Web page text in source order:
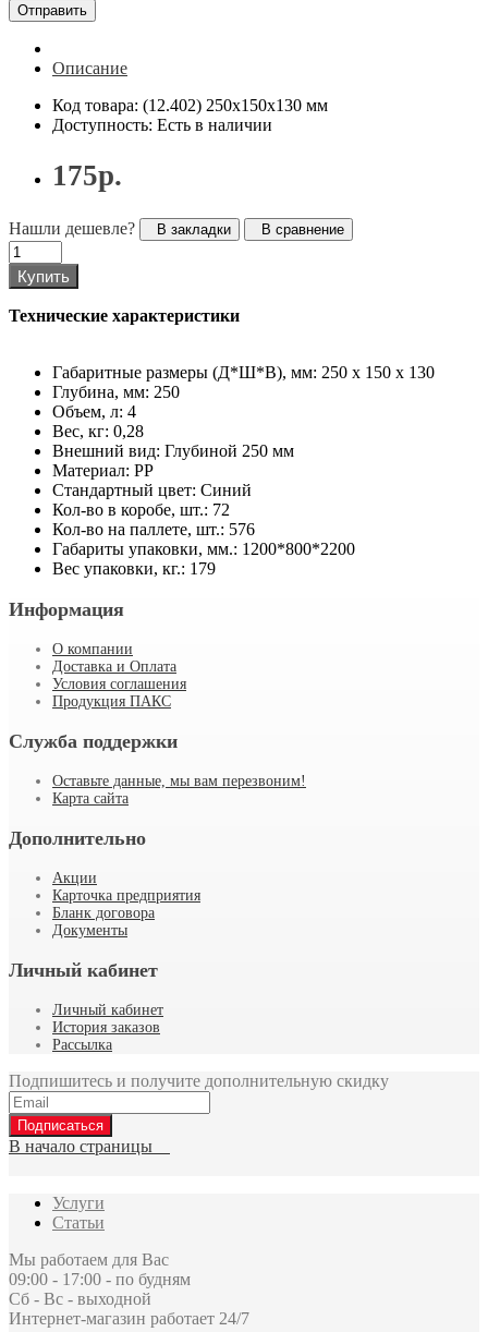
Отправить
Описание
Код товара: (12.402) 250x150x130 мм
Доступность: Есть в наличии
175р.
Нашли дешевле? В закладки В сравнение
Купить
Технические характеристики
Габаритные размеры (Д*Ш*В), мм: 250 x 150 x 130
Глубина, мм: 250
Объем, л: 4
Вес, кг: 0,28
Внешний вид: Глубиной 250 мм
Материал: PP
Стандартный цвет: Синий
Кол-во в коробе, шт.: 72
Кол-во на паллете, шт.: 576
Габариты упаковки, мм.: 1200*800*2200
Вес упаковки, кг.: 179
Информация
О компании
Доставка и Оплата
Условия соглашения
Продукция ПАКС
Служба поддержки
Оставьте данные, мы вам перезвоним!
Карта сайта
Дополнительно
Акции
Карточка предприятия
Бланк договора
Документы
Личный кабинет
Личный кабинет
История заказов
Рассылка
Подпишитесь и получите дополнительную скидку
Подписаться
В начало страницы
Услуги
Статьи
Мы работаем для Вас
09:00 - 17:00 - по будням
Сб - Вс - выходной
Интернет-магазин работает 24/7